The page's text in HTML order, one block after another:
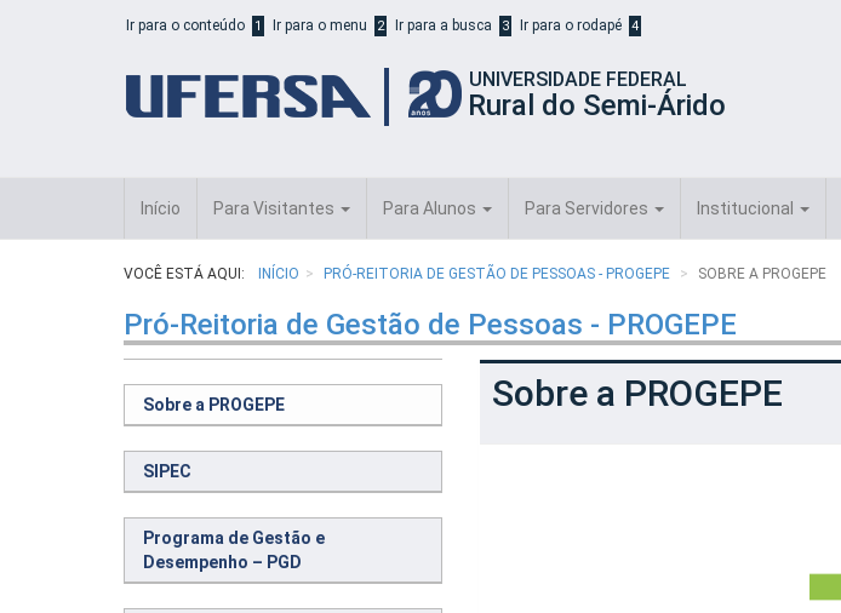
Ir para o conteúdo 1 Ir para o menu 2 Ir para a busca 3 Ir para o rodapé 4
UNIVERSIDADE FEDERAL
Rural do Semi-Árido
Início Para Visitantes Para Alunos Para Servidores Institucional
VOCÊ ESTÁ AQUI: INÍCIO PRÓ-REITORIA DE GESTÃO DE PESSOAS - PROGEPE SOBRE A PROGEPE
Pró-Reitoria de Gestão de Pessoas - PROGEPE
Sobre a PROGEPE
SIPEC
Programa de Gestão e
Desempenho – PGD
Sobre a PROGEPE